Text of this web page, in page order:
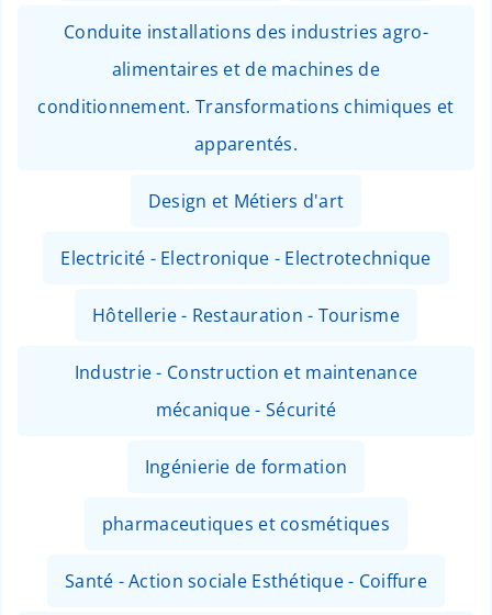
Conduite installations des industries agro-
alimentaires et de machines de
conditionnement. Transformations chimiques et
apparentés.
Design et Métiers d'art
Electricité - Electronique - Electrotechnique
Hôtellerie - Restauration - Tourisme
Industrie - Construction et maintenance
mécanique - Sécurité
Ingénierie de formation
pharmaceutiques et cosmétiques
Santé - Action sociale Esthétique - Coiffure